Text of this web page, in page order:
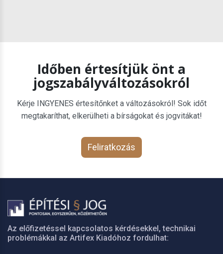
Időben értesítjük önt a
jogszabályváltozásokról
Kérje INGYENES értesítőnket a változásokról! Sok időt
megtakaríthat, elkerülheti a bírságokat és jogvitákat!
Feliratkozás
Az előfizetéssel kapcsolatos kérdésekkel, technikai
problémákkal az Artifex Kiadóhoz fordulhat: